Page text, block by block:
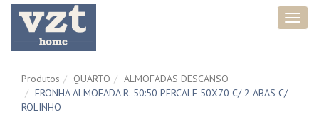
Produtos QUARTO
ALMOFADAS DESCANSO
FRONHA ALMOFADA R. 50:50 PERCALE 50X70 C/ 2 ABAS C/
ROLINHO